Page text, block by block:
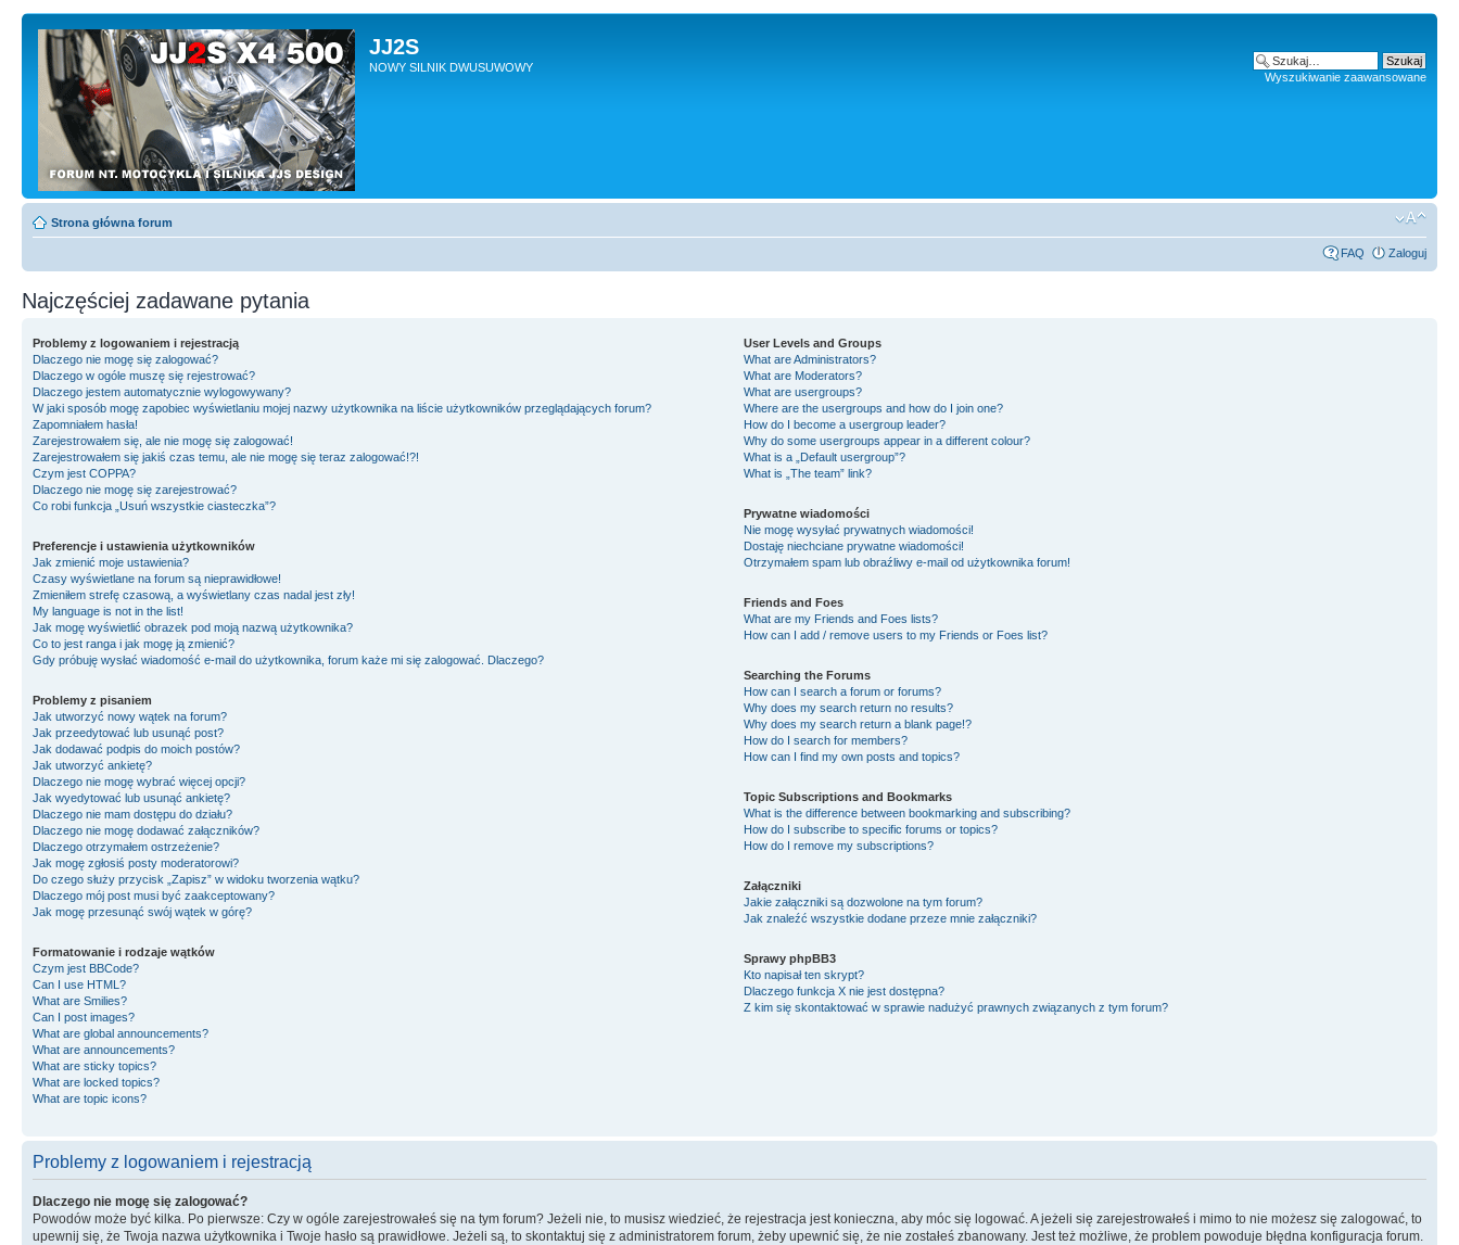
JJ2S
NOWY SILNIK DWUSUWOWY
Wyszukiwanie zaawansowane
Strona główna forum
FAQ Zaloguj
Najczęściej zadawane pytania
Problemy z logowaniem i rejestracją
Dlaczego nie mogę się zalogować?
Dlaczego w ogóle muszę się rejestrować?
Dlaczego jestem automatycznie wylogowywany?
W jaki sposób mogę zapobiec wyświetlaniu mojej nazwy użytkownika na liście użytkowników przeglądających forum?
Zapomniałem hasła!
Zarejestrowałem się, ale nie mogę się zalogować!
Zarejestrowałem się jakiś czas temu, ale nie mogę się teraz zalogować!?!
Czym jest COPPA?
Dlaczego nie mogę się zarejestrować?
Co robi funkcja „Usuń wszystkie ciasteczka”?
Preferencje i ustawienia użytkowników
Jak zmienić moje ustawienia?
Czasy wyświetlane na forum są nieprawidłowe!
Zmieniłem strefę czasową, a wyświetlany czas nadal jest zły!
My language is not in the list!
Jak mogę wyświetlić obrazek pod moją nazwą użytkownika?
Co to jest ranga i jak mogę ją zmienić?
Gdy próbuję wysłać wiadomość e-mail do użytkownika, forum każe mi się zalogować. Dlaczego?
Problemy z pisaniem
Jak utworzyć nowy wątek na forum?
Jak przeedytować lub usunąć post?
Jak dodawać podpis do moich postów?
Jak utworzyć ankietę?
Dlaczego nie mogę wybrać więcej opcji?
Jak wyedytować lub usunąć ankietę?
Dlaczego nie mam dostępu do działu?
Dlaczego nie mogę dodawać załączników?
Dlaczego otrzymałem ostrzeżenie?
Jak mogę zgłosiś posty moderatorowi?
Do czego służy przycisk „Zapisz” w widoku tworzenia wątku?
Dlaczego mój post musi być zaakceptowany?
Jak mogę przesunąć swój wątek w górę?
Formatowanie i rodzaje wątków
Czym jest BBCode?
Can I use HTML?
What are Smilies?
Can I post images?
What are global announcements?
What are announcements?
What are sticky topics?
What are locked topics?
What are topic icons?
User Levels and Groups
What are Administrators?
What are Moderators?
What are usergroups?
Where are the usergroups and how do I join one?
How do I become a usergroup leader?
Why do some usergroups appear in a different colour?
What is a „Default usergroup”?
What is „The team” link?
Prywatne wiadomości
Nie mogę wysyłać prywatnych wiadomości!
Dostaję niechciane prywatne wiadomości!
Otrzymałem spam lub obraźliwy e-mail od użytkownika forum!
Friends and Foes
What are my Friends and Foes lists?
How can I add / remove users to my Friends or Foes list?
Searching the Forums
How can I search a forum or forums?
Why does my search return no results?
Why does my search return a blank page!?
How do I search for members?
How can I find my own posts and topics?
Topic Subscriptions and Bookmarks
What is the difference between bookmarking and subscribing?
How do I subscribe to specific forums or topics?
How do I remove my subscriptions?
Załączniki
Jakie załączniki są dozwolone na tym forum?
Jak znaleźć wszystkie dodane przeze mnie załączniki?
Sprawy phpBB3
Kto napisał ten skrypt?
Dlaczego funkcja X nie jest dostępna?
Z kim się skontaktować w sprawie nadużyć prawnych związanych z tym forum?
Problemy z logowaniem i rejestracją
Dlaczego nie mogę się zalogować?
Powodów może być kilka. Po pierwsze: Czy w ogóle zarejestrowałeś się na tym forum? Jeżeli nie, to musisz wiedzieć, że rejestracja jest konieczna, aby móc się logować. A jeżeli się zarejestrowałeś i mimo to nie możesz się zalogować, to
upewnij się, że Twoja nazwa użytkownika i Twoje hasło są prawidłowe. Jeżeli są, to skontaktuj się z administratorem forum, żeby upewnić się, że nie zostałeś zbanowany. Jest też możliwe, że problem powoduje błędna konfiguracja forum.